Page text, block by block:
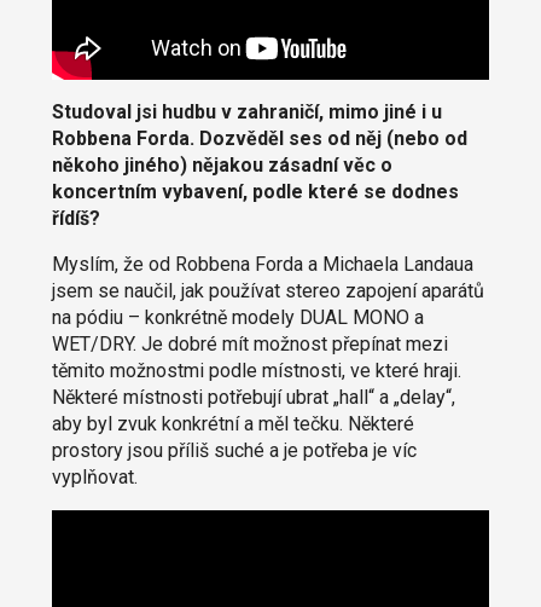
Studoval jsi hudbu v zahraničí, mimo jiné i u
Robbena Forda. Dozvěděl ses od něj (nebo od
někoho jiného) nějakou zásadní věc o
koncertním vybavení, podle které se dodnes
řídíš?
Myslím, že od Robbena Forda a Michaela Landaua
jsem se naučil, jak používat stereo zapojení aparátů
na pódiu – konkrétně modely DUAL MONO a
WET/DRY. Je dobré mít možnost přepínat mezi
těmito možnostmi podle místnosti, ve které hraji.
Některé místnosti potřebují ubrat „hall“ a „delay“,
aby byl zvuk konkrétní a měl tečku. Některé
prostory jsou příliš suché a je potřeba je víc
vyplňovat.